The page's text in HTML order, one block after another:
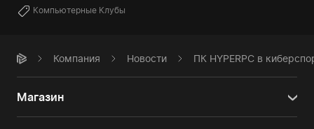
Компьютерные Клубы
Компания Новости ПК HYPERPC в
Магазин